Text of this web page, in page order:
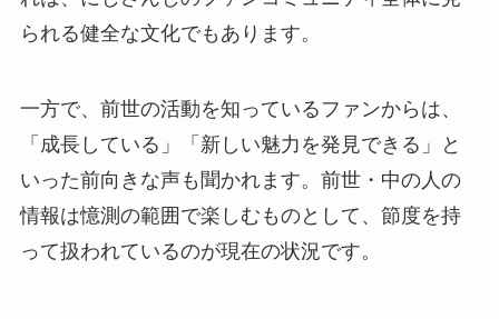
られる健全な文化でもあります。
一方で、前世の活動を知っているファンからは、
「成長している」「新しい魅力を発見できる」と
いった前向きな声も聞かれます。前世・中の人の
情報は憶測の範囲で楽しむものとして、節度を持
って扱われているのが現在の状況です。